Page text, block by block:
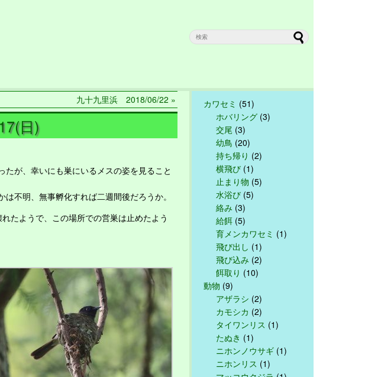
九十九里浜 2018/06/22 »
日)
が、幸いにも巣にいるメスの姿を見ること
不明、無事孵化すれば二週間後だろうか。
たようで、この場所での営巣は止めたよう
カワセミ (51)
ホバリング (3)
交尾 (3)
幼鳥 (20)
持ち帰り (2)
横飛び (1)
止まり物 (5)
水浴び (5)
絡み (3)
給餌 (5)
育メンカワセミ (1)
飛び出し (1)
飛び込み (2)
餌取り (10)
動物 (9)
アザラシ (2)
カモシカ (2)
タイワンリス (1)
たぬき (1)
ニホンノウサギ (1)
ニホンリス (1)